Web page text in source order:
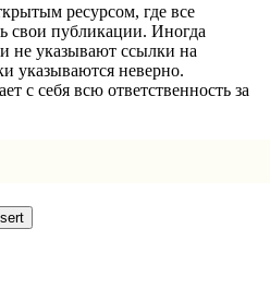
ресурсом, где все
свои публикации. Иногда
не указывают ссылки на
указываются неверно.
с себя всю ответственность за